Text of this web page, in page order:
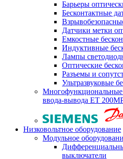
Барьеры
Бесконтактные
Датчики метки
Емкостные
Индуктивные
Лампы
Оптические
Разъемы и
Ультразвуковые
Многофункциональные
ввода-вывода ET
Низковольтное оборудование
Модульное
выключатели